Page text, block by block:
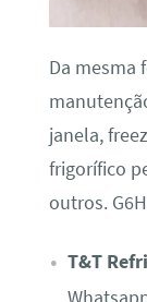
Da mesma
janela,
frigorífico
outros.
T&T